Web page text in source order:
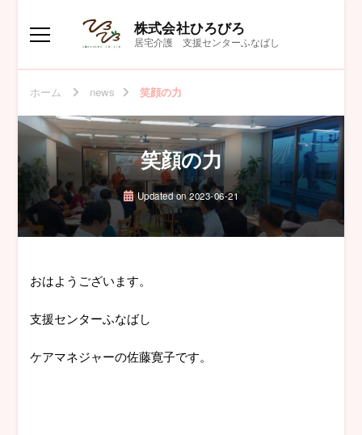
株式会社ひろびろ
居宅介護 支援センターふなばし
ホーム news 笑顔の力
笑顔の力
Updated on2023-06-21
おはようございます。
支援センターふなばし
ケアマネジャーの佐藤寛子です。